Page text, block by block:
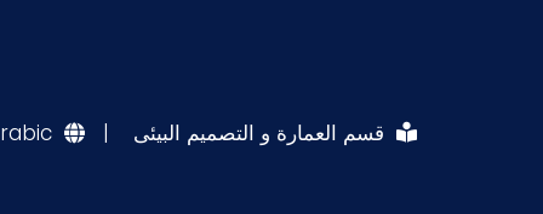
قسم العمارة و التصميم البيئى |